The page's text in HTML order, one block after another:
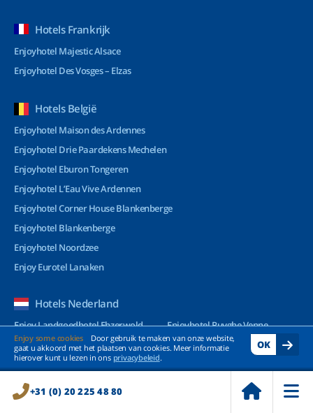
+31 (0) 20 225 48 80
Enjoy some cookies
Door gebruik te maken van onze website,
gaat u akkoord met het plaatsen van cookies. Meer informatie
hierover kunt u lezen in ons privacybeleid.
OK
Hotels Frankrijk
Enjoyhotel Majestic Alsace
Enjoyhotel Des Vosges – Elzas
Hotels België
Enjoyhotel Maison des Ardennes
Enjoyhotel Drie Paardekens Mechelen
Enjoyhotel Eburon Tongeren
Enjoyhotel L’Eau Vive Ardennen
Enjoyhotel Corner House Blankenberge
Enjoyhotel Blankenberge
Enjoyhotel Noordzee
Enjoy Eurotel Lanaken
Hotels Nederland
Enjoy Landgoedhotel Ehzerwold
Enjoy Deluxe Wellnesshotel
Heerlickheijd van Ermelo
Enjoyhotel Hollum Ameland
Enjoyhotel Ruyghe Venne
Enjoyhotel de Papenberg
Enjoy Strandhotel Wemeldinge
Enjoyhotel Millingen aan de Rijn